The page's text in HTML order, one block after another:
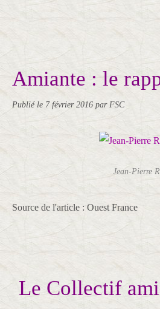
Amiante : le
Publié le 7 février 2016 par FSC
Jean-Pierre
Source de l'article : Ouest France
Le Collectif